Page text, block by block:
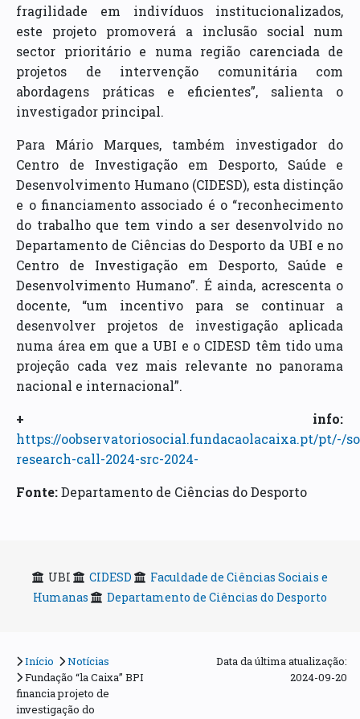
fragilidade em indivíduos institucionalizados,
este projeto promoverá a inclusão social num
sector prioritário e numa região carenciada de
projetos de intervenção comunitária com
abordagens práticas e eficientes”, salienta o
investigador principal.
Para Mário Marques, também investigador do
Centro de Investigação em Desporto, Saúde e
Desenvolvimento Humano (CIDESD), esta distinção
e o financiamento associado é o “reconhecimento
do trabalho que tem vindo a ser desenvolvido no
Departamento de Ciências do Desporto da UBI e no
Centro de Investigação em Desporto, Saúde e
Desenvolvimento Humano”. É ainda, acrescenta o
docente, “um incentivo para se continuar a
desenvolver projetos de investigação aplicada
numa área em que a UBI e o CIDESD têm tido uma
projeção cada vez mais relevante no panorama
nacional e internacional”.
+ info:
https://oobservatoriosocial.fundacaolacaixa.pt/pt/-/
research-call-2024-src-2024-
Fonte:Departamento de Ciências do Desporto
UBI CIDESD
Faculdade de Ciências Sociais e
Humanas
Departamento de Ciências do Desporto
Início
Notícias
Fundação “la Caixa” BPI
financia projeto de
investigação do
Data da última atualização:
2024-09-20